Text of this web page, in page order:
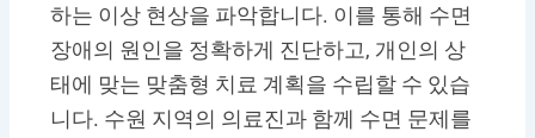
하는 이상 현상을 파악합니다. 이를 통해 수면
장애의 원인을 정확하게 진단하고, 개인의 상
태에 맞는 맞춤형 치료 계획을 수립할 수 있습
니다. 수원 지역의 의료진과 함께 수면 문제를